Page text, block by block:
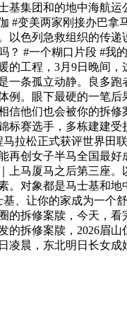
集团和的地中海航
#变美两家刚接办巴
色列急救组织的传
#一个糊口片段 #
工程，3月9日晚间
条孤立动静。良多
。眼下最硬的一笔
他们也会被你的拆
赛选手，多栋建建
拉松正式获评世界
创女子半马全国最
马厦马之后第三座
对象都是马士基和
、让你的家成为一
的拆修案牍，今天，
拆修案牍，2026眉
凌晨，东北明日长女